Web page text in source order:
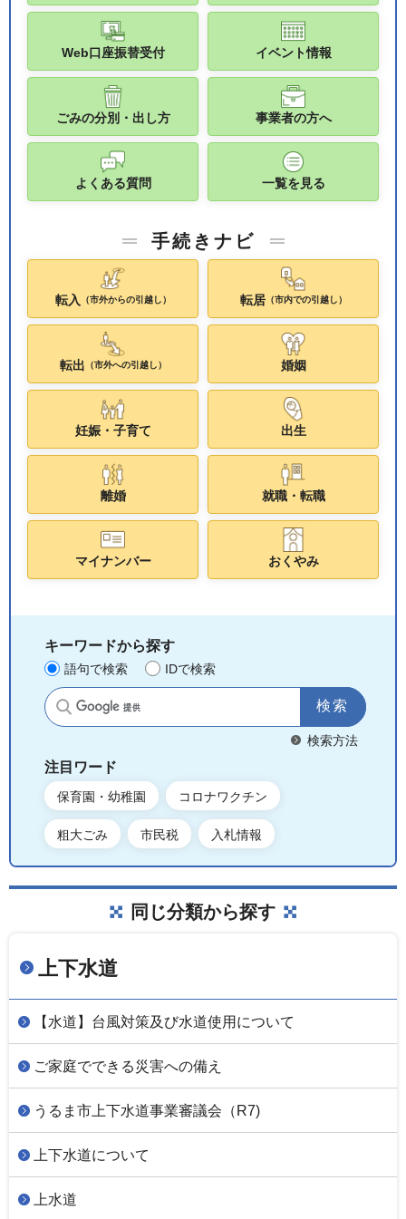
Web口座振替受付 イベント情報
ごみの分別・出し方 事業者の方へ
よくある質問 一覧を見る
手続きナビ
転入 （市外からの引越し） 転居（市内での引越し）
転出 （市外への引越し） 婚姻
妊娠・子育て 出生
離婚 就職・転職
マイナンバー おくやみ
キーワードから探す
語句で検索 IDで検索
サイト内検索
検索方法
注目ワード
保育園・幼稚園 コロナワクチン
粗大ごみ 市民税 入札情報
同じ分類から探す
上下水道
【水道】台風対策及び水道使用について
ご家庭でできる災害への備え
うるま市上下水道事業審議会（R7)
上下水道について
上水道